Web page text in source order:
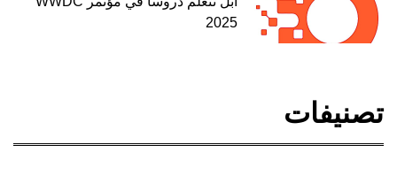
2025
تصنيفات